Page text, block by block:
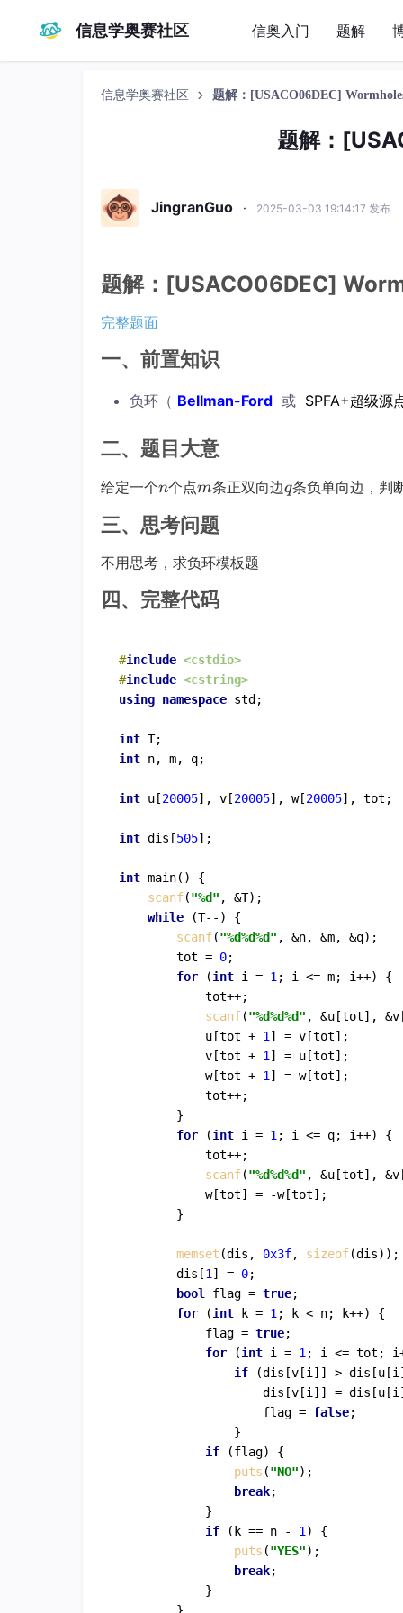
信息学奥赛社区 信奥入门 题解
信息学奥赛社区 题解：[USACO06DEC]
题解：
JingranGuo · 2025-03-03 19:14:17 发布
题解：[USACO06DEC]
完整题面
一、前置知识
负环（ Bellman-Ford 或 SPFA+超级源
二、题目大意
给定一个n
n个点m
m条正双向边q
q条负单向边，判
三、思考问题
不用思考，求负环模板题
四、完整代码
#include <cstdio>
#include <cstring>
using namespace std;
int
int n, m, q;
int u[20005], v[20005], w[20005], tot;
int dis[505];
int main()
{
scanf("%d" , &T);
while (T--) {
scanf("%d%d%d" , &n, &m, &q);
        tot =
0;
for (int i = 1 ; i <= m; i++) {
            tot++;
scanf("%d%d%d" , &u[tot],
            u[tot +
1 ] = v[tot];
            v[tot +
1 ] = u[tot];
            w[tot +
1 ] = w[tot];
            tot++;
        }
for (int i = 1 ; i <= q; i++) {
            tot++;
scanf("%d%d%d" , &u[tot],
            w[tot] = -w[tot];
        }
memset (dis, 0x3f, sizeof(dis));
        dis[
1 ] = 0;
bool
flag = true;
for (int k = 1 ; k < n; k++) {
            flag =
true;
for (int i = 1 ; i <= tot;
if (dis[v[i]] >
dis[v[i]] =
                    flag =
false;
                }
if (flag) {
puts ("NO");
break;
            }
if (k == n - 1 ) {
puts ("YES");
break;
            }